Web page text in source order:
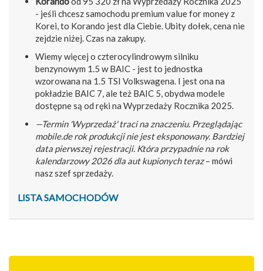
- jeśli chcesz samochodu premium value for money z
Korei, to Korando jest dla Ciebie. Ubity dołek, cena nie
zejdzie niżej. Czas na zakupy.
Wiemy więcej o czterocylindrowym silniku
benzynowym 1.5 w BAIC - jest to jednostka
wzorowana na 1.5 TSI Volkswagena. I jest ona na
pokładzie BAIC 7, ale też BAIC 5, obydwa modele
dostępne są od ręki na Wyprzedaży Rocznika 2025.
—Termin 'Wyprzedaż' traci na znaczeniu. Przeglądając
mobile.de rok produkcji nie jest eksponowany. Bardziej
data pierwszej rejestracji. Która przypadnie na rok
kalendarzowy 2026 dla aut kupionych teraz– mówi
nasz szef sprzedaży.
LISTA SAMOCHODÓW